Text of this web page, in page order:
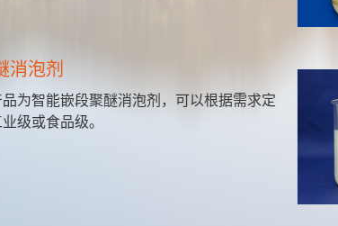
泡剂
为智能嵌段聚醚消泡剂，可以根据需求定
级或食品级。